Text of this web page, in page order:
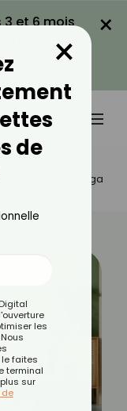
3 et 6 mois
×
De Yoga
de
×
les
faites
terminal
sur